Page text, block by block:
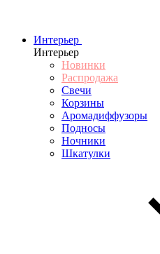
Интерьер
Интерьер
Новинки
Распродажа
Свечи
Корзины
Аромадиффузоры
Подносы
Ночники
Шкатулки